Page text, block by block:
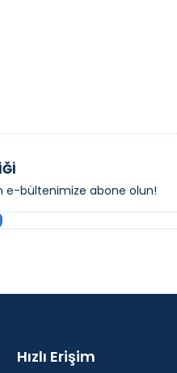
e-bültenimize abone olun!
Hızlı Erişim